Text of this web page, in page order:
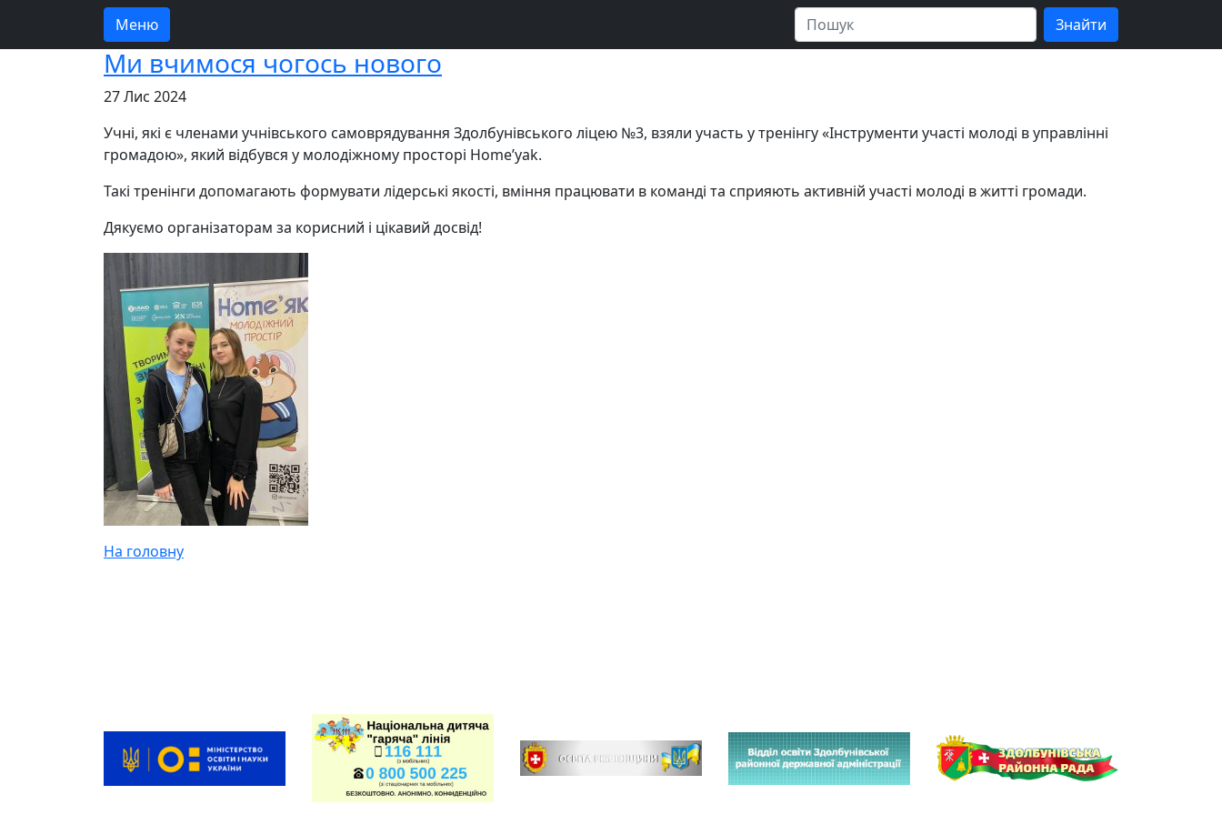
Меню
Ми вчимося чогось нового
27 Лис 2024
Учні, які є членами учнівського самоврядування Здолбунівського ліцею №3, взяли участь у тренінгу «Інструменти участі молоді в управлінні
громадою», який відбувся у молодіжному просторі Homeʼyak.
Такі тренінги допомагають формувати лідерські якості, вміння працювати в команді та сприяють активній участі молоді в житті громади.
Дякуємо організаторам за корисний і цікавий досвід!
На головну